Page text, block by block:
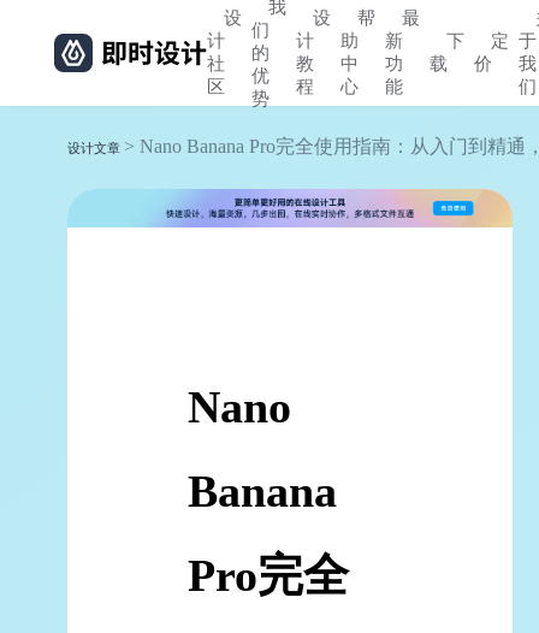
设
计
社
区
我
们
的
优
势
设
计
教
程
帮
助
中
心
最
新
功
能
下
载
定
价
于
我
们
设计文章 > Nano Banana Pro完全使用指南：从入门到精
Nano
Banana
Pro完全